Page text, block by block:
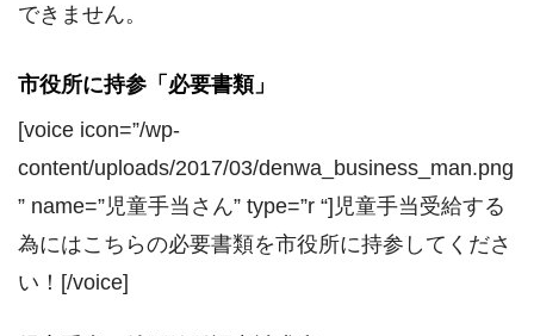
できません。
市役所に持参「必要書類」
[voice icon=”/wp-
content/uploads/2017/03/denwa_business_man.png
” name=”児童手当さん” type=”r “]児童手当受給する
為にはこちらの必要書類を市役所に持参してくださ
い！[/voice]